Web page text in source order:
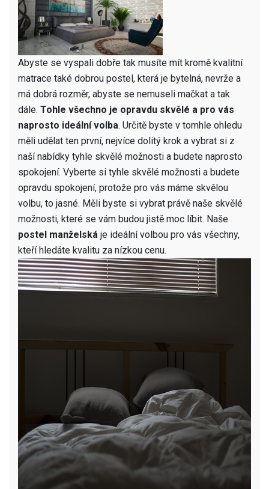
Abyste se vyspali dobře tak musíte mít kromě kvalitní
matrace také dobrou postel, která je bytelná, nevrže a
má dobrá rozměr, abyste se nemuseli mačkat a tak
dále. Tohle všechno je opravdu skvělé a pro vás
naprosto ideální volba. Určitě byste v tomhle ohledu
měli udělat ten první, nejvíce dolitý krok a vybrat si z
naší nabídky tyhle skvělé možnosti a budete naprosto
spokojení. Vyberte si tyhle skvělé možnosti a budete
opravdu spokojení, protože pro vás máme skvělou
volbu, to jasné. Měli byste si vybrat právě naše skvělé
možnosti, které se vám budou jistě moc líbit. Naše
postel manželská je ideální volbou pro vás všechny,
kteří hledáte kvalitu za nízkou cenu.